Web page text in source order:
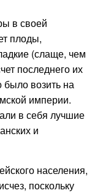
в своей
плоды,
(слаще, чем
последнего их
было возить на
империи.
в себя лучшие
и
населения,
поскольку